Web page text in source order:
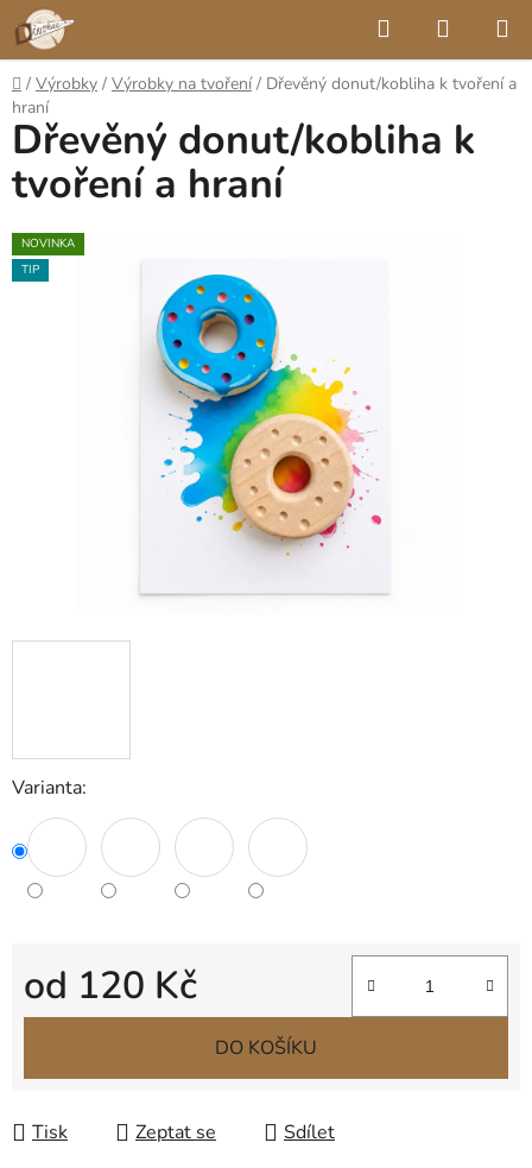
Přejít
na
obsah
Hledat
KOŠÍK
Domů
/ Výrobky / Výrobky na tvoření / Dřevěný donut/kobliha k tvoření a
hraní
Varianta:
od 120 Kč
Měrná cena:
DO KOŠÍKU
Tisk Zeptat se Sdílet
Dřevěný donut/kobliha k
tvoření a hraní
NOVINKA
TIP